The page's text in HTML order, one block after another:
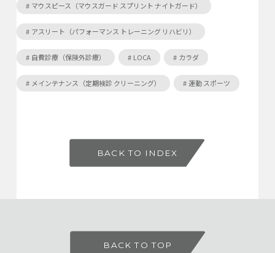
マウスピース（マウスガード スプリント ナイトガード）
アスリート（パフォーマンス トレーニング リハビリ）
自費診療（保険外診療） LOCA カラダ
メインテナンス（定期検診 クリーニング） 運動 スポーツ
BACK TO INDEX
BACK TO TOP